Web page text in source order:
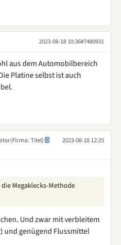
2023-08-18 10:36#7480931
aus dem Automobilbereich
Platine selbst ist auch
(Firma: Titel)
2023-08-18 12:25
Megaklecks-Methode
Und zwar mit verbleitem
und genügend Flussmittel